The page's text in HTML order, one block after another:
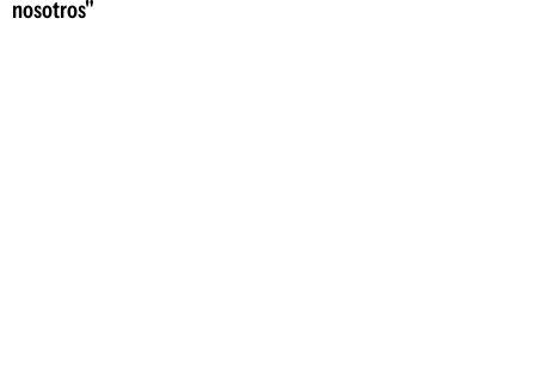
nosotros"